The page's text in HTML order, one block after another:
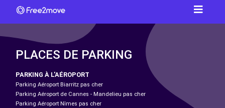
PLACES DE PARKING
PARKING À L'AÉROPORT
Parking Aéroport Biarritz pas cher
Parking Aéroport de Cannes - Mandelieu pas cher
Parking Aéroport Nîmes pas cher